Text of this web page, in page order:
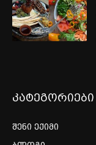
კატეგორიები
შენი ექიმი